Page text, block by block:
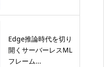
Edge推論時代を切り
開くサーバーレスML
フレーム...